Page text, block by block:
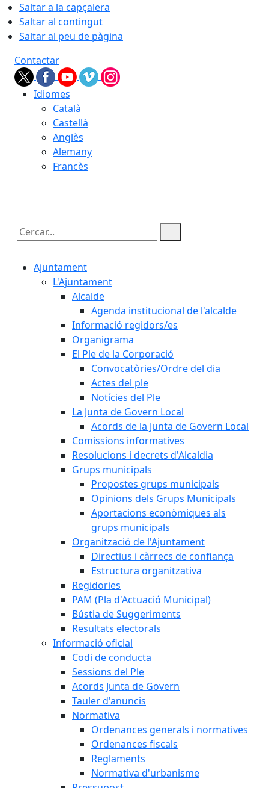
Saltar a la capçalera
Saltar al contingut
Saltar al peu de pàgina
Contactar
Idiomes
Català
Castellà
Anglès
Alemany
Francès
Cercar:
Ajuntament
L'Ajuntament
Alcalde
Agenda institucional de l'alcalde
Informació regidors/es
Organigrama
El Ple de la Corporació
Convocatòries/Ordre del dia
Actes del ple
Notícies del Ple
La Junta de Govern Local
Acords de la Junta de Govern Local
Comissions informatives
Resolucions i decrets d'Alcaldia
Grups municipals
Propostes grups municipals
Opinions dels Grups Municipals
Aportacions econòmiques als
grups municipals
Organització de l'Ajuntament
Directius i càrrecs de confiança
Estructura organitzativa
Regidories
PAM (Pla d'Actuació Municipal)
Bústia de Suggeriments
Resultats electorals
Informació oficial
Codi de conducta
Sessions del Ple
Acords Junta de Govern
Tauler d'anuncis
Normativa
Ordenances generals i normatives
Ordenances fiscals
Reglaments
Normativa d'urbanisme